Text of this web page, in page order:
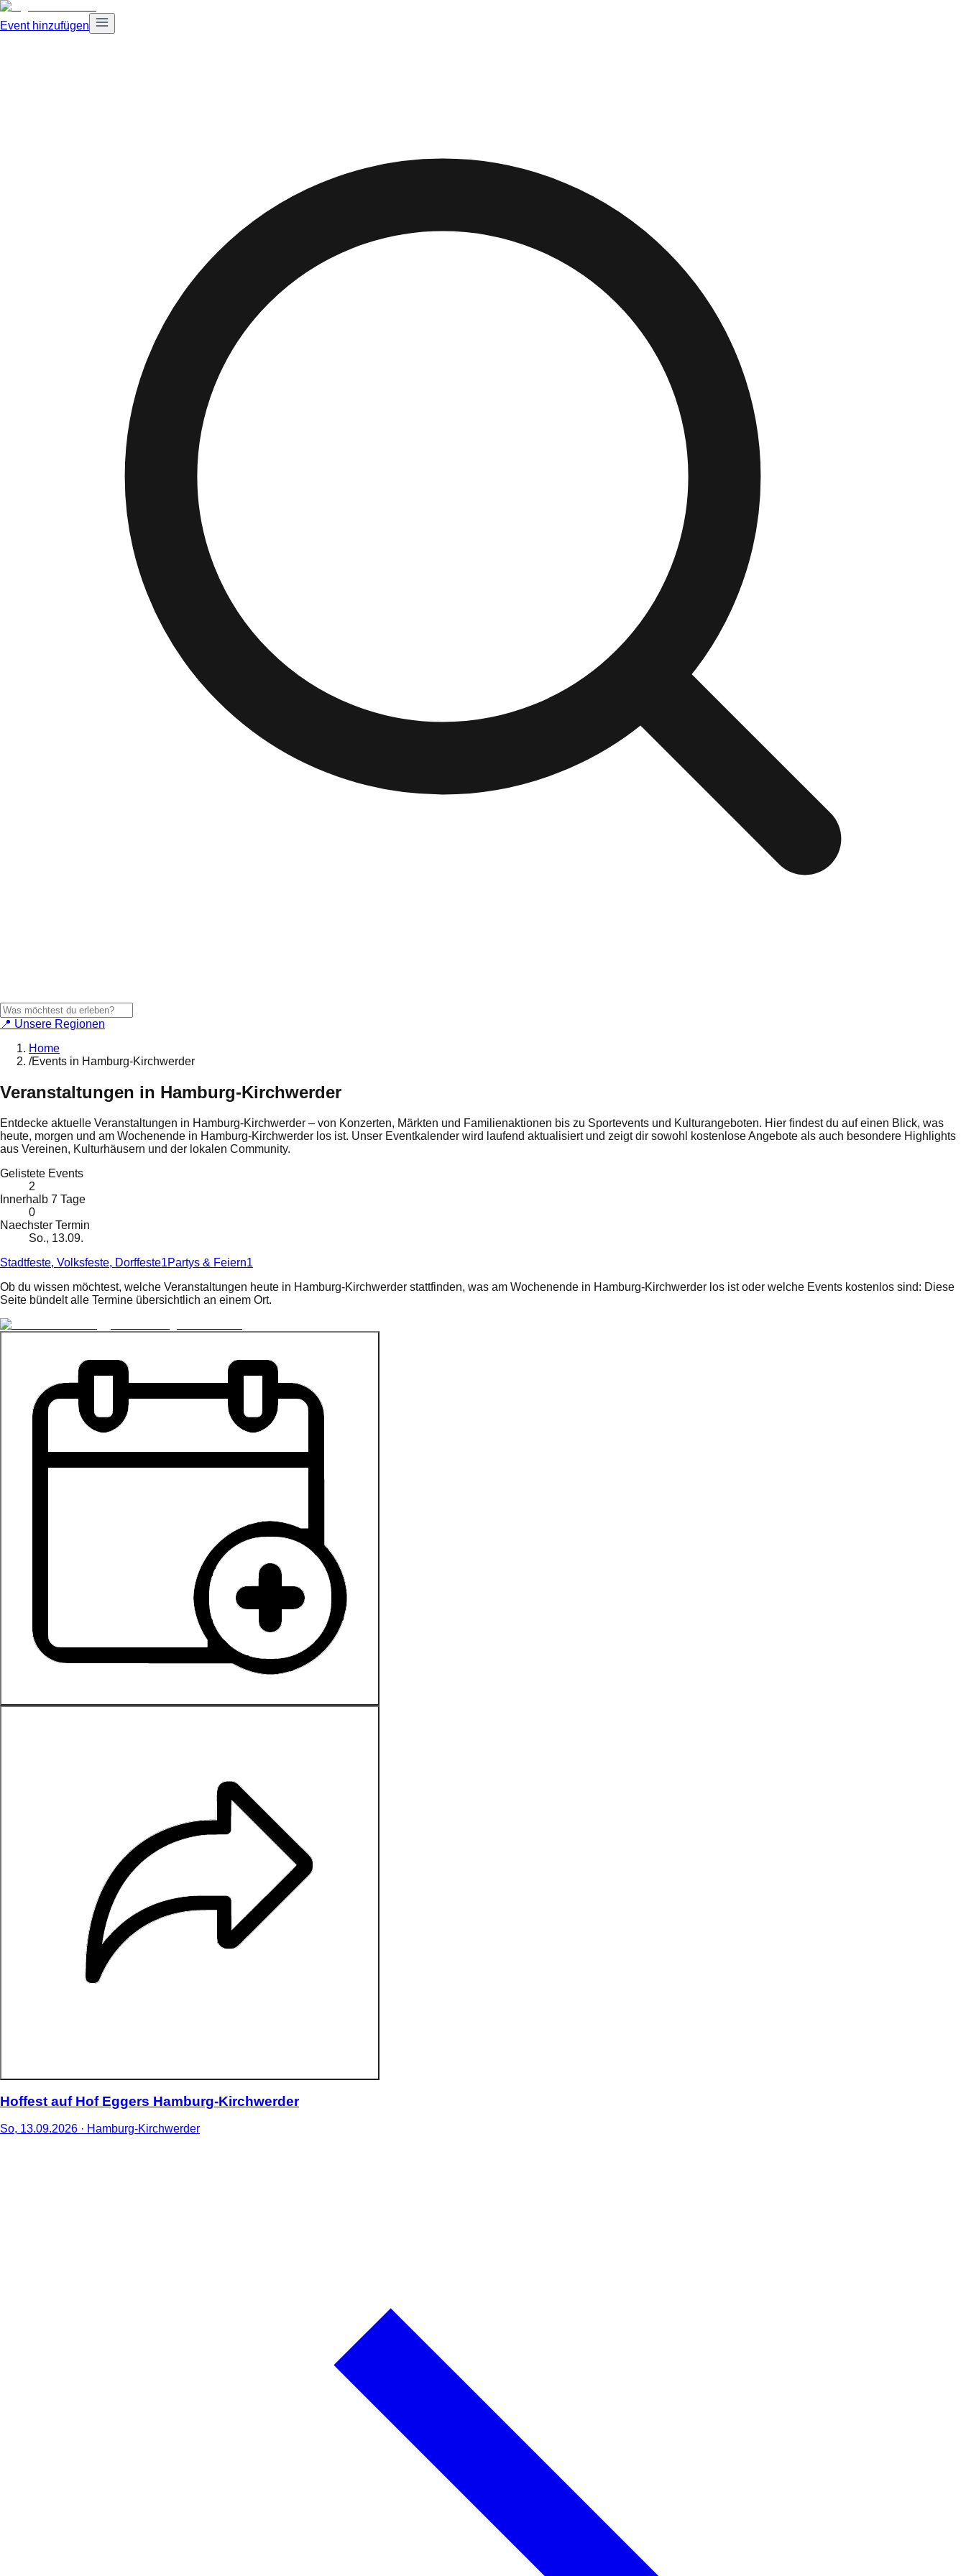
Event hinzufügen
📍 Unsere Regionen
Home
/Events in Hamburg-Kirchwerder
Veranstaltungen in Hamburg-Kirchwerder
Entdecke aktuelle Veranstaltungen in Hamburg-Kirchwerder – von Konzerten, Märkten und Familienaktionen bis zu Sportevents und Kulturangeboten. Hier findest du auf einen Blick, was
heute, morgen und am Wochenende in Hamburg-Kirchwerder los ist. Unser Eventkalender wird laufend aktualisiert und zeigt dir sowohl kostenlose Angebote als auch besondere Highlights
aus Vereinen, Kulturhäusern und der lokalen Community.
Gelistete Events
2
Innerhalb 7 Tage
0
Naechster Termin
So., 13.09.
Stadtfeste, Volksfeste, Dorffeste1Partys & Feiern1
Ob du wissen möchtest, welche Veranstaltungen heute in Hamburg-Kirchwerder stattfinden, was am Wochenende in Hamburg-Kirchwerder los ist oder welche Events kostenlos sind: Diese
Seite bündelt alle Termine übersichtlich an einem Ort.
Hoffest auf Hof Eggers Hamburg-Kirchwerder
So, 13.09.2026 · Hamburg-Kirchwerder